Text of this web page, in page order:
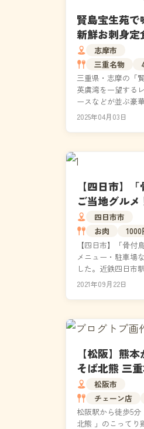
賢島宝生苑で
新鮮お刺身定
き】志摩市
三重名物
三重県・志摩の「
英虞湾を一望する
ースなどが並ぶ豪
でも真珠が浮かぶ
2025年04月03日
【四日市】
ご当地グル
派の骨付鶏ラ
ー）
四日市市
お肉
【四日市】「骨付
メニュー・駐車場
した。近鉄四日市
にあります。店主
2021年09月22日
【松阪】熊
そば北熊 三
ーメン！
松阪市
チェーン店
松阪駅から徒歩5
北熊 」のこってり